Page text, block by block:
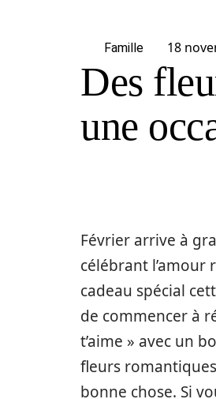
Famille 18
Des
une
Février arrive à
célébrant l’amour
cadeau spécial
de commencer à
t’aime » avec un
fleurs
bonne chose. Si